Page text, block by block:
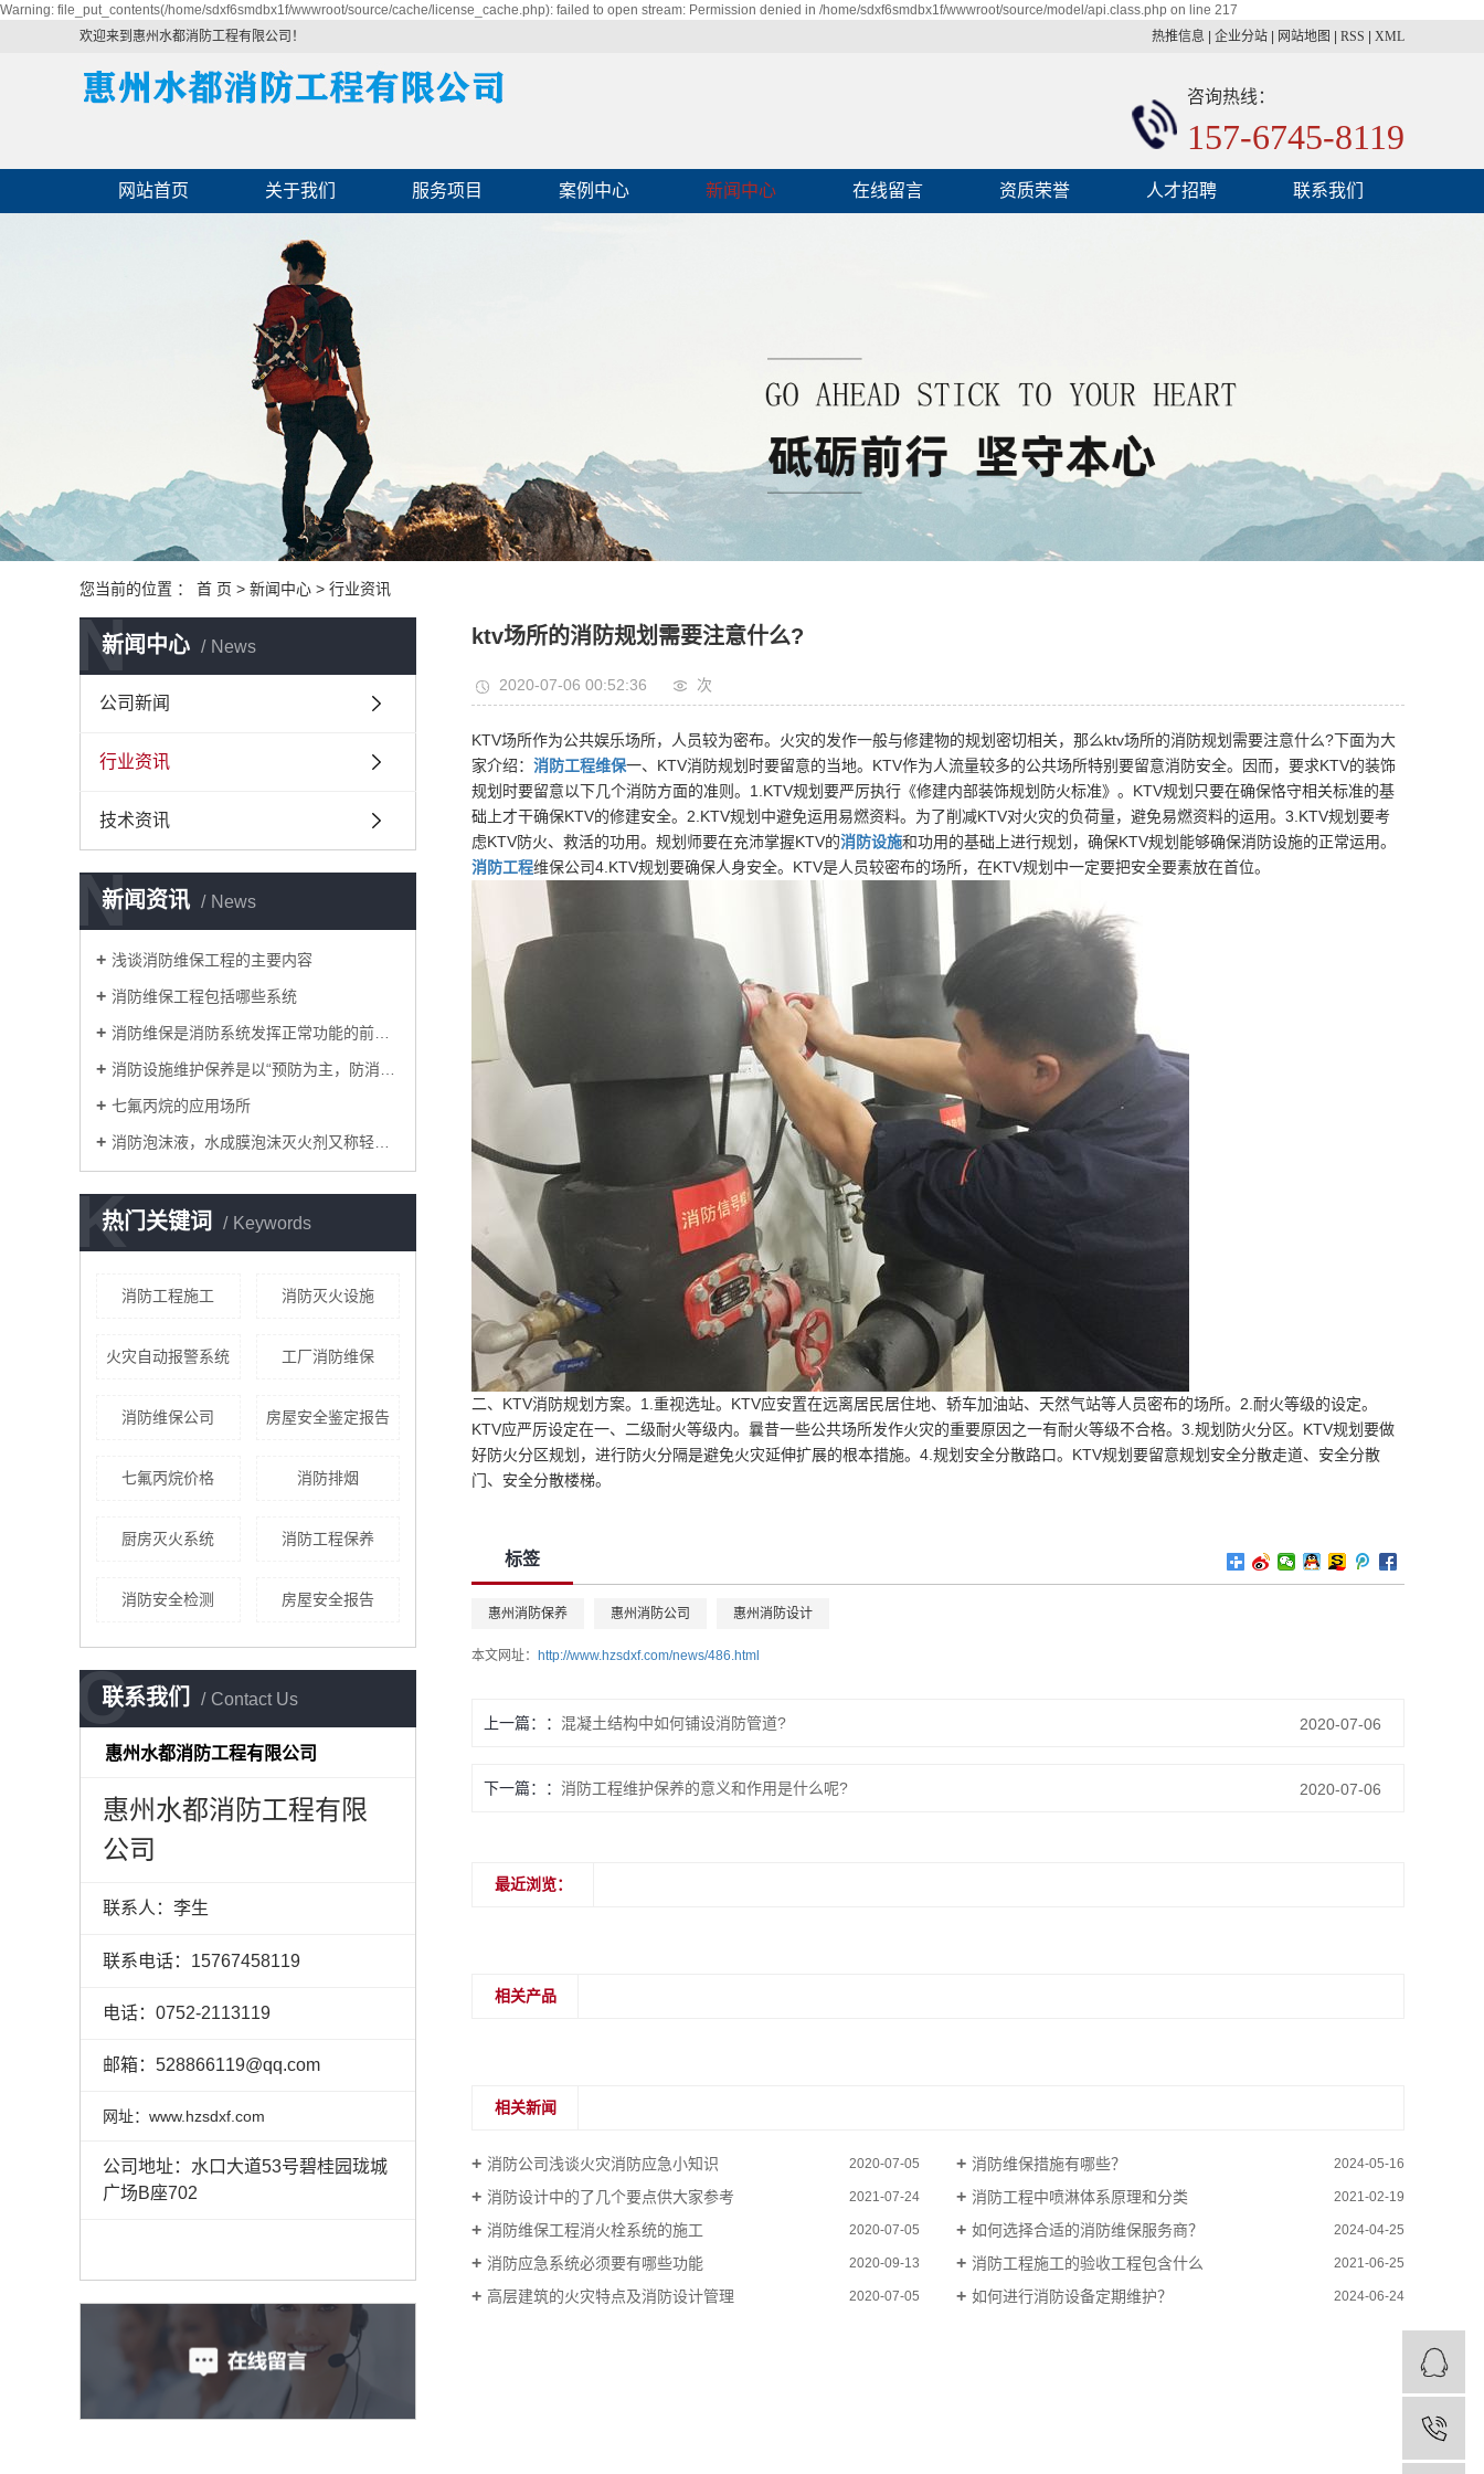
Warning: file_put_contents(/home/sdxf6smdbx1f/wwwroot/source/cache/license_cache.php): failed to open stream: Permission denied in /home/sdxf6smdbx1f/wwwroot/source/model/api.class.php on line 217
欢迎来到惠州水都消防工程有限公司！
热推信息 企业分站 网站地图 RSS XML
咨询热线：
157-6745-8119
网站首页 关于我们 服务项目 案例中心 新闻中心 在线留言 资质荣誉 人才招聘 联系我们
您当前的位置 ： 首 页 > 新闻中心 > 行业资讯
新闻中心 News
N
公司新闻
行业资讯
技术资讯
新闻资讯 News
N
浅谈消防维保工程的主要内容
消防维保工程包括哪些系统
消防维保是消防系统发挥正常功能的前提保障
消防设施维护保养是以“预防为主，防消结合”为宗旨。
七氟丙烷的应用场所
消防泡沫液，水成膜泡沫灭火剂又称轻水泡沫灭火剂。
热门关键词 Keywords
K
消防工程施工 消防灭火设施
火灾自动报警系统 工厂消防维保
消防维保公司 房屋安全鉴定报告
七氟丙烷价格 消防排烟
厨房灭火系统 消防工程保养
消防安全检测 房屋安全报告
联系我们 Contact Us
C
惠州水都消防工程有限公司
惠州水都消防工程有限
公司
联系人：李生
联系电话：15767458119
电话：0752-2113119
邮箱：528866119@qq.com
网址：www.hzsdxf.com
公司地址：水口大道53号碧桂园珑城
广场B座702
ktv场所的消防规划需要注意什么?
2020-07-06 00:52:36 次
KTV场所作为公共娱乐场所，人员较为密布。火灾的发作一般与修建物的规划密切相关，那么ktv场所的消防规划需要注意什么?下面为大
家介绍： 消防工程维保一、KTV消防规划时要留意的当地。KTV作为人流量较多的公共场所特别要留意消防安全。因而，要求KTV的装饰
规划时要留意以下几个消防方面的准则。1.KTV规划要严厉执行《修建内部装饰规划防火标准》。KTV规划只要在确保恪守相关标准的基
础上才干确保KTV的修建安全。2.KTV规划中避免运用易燃资料。为了削减KTV对火灾的负荷量，避免易燃资料的运用。3.KTV规划要考
虑KTV防火、救活的功用。规划师要在充沛掌握KTV的消防设施和功用的基础上进行规划，确保KTV规划能够确保消防设施的正常运用。
消防工程维保公司4.KTV规划要确保人身安全。KTV是人员较密布的场所，在KTV规划中一定要把安全要素放在首位。
二、KTV消防规划方案。1.重视选址。KTV应安置在远离居民居住地、轿车加油站、天然气站等人员密布的场所。2.耐火等级的设定。
KTV应严厉设定在一、二级耐火等级内。曩昔一些公共场所发作火灾的重要原因之一有耐火等级不合格。3.规划防火分区。KTV规划要做
好防火分区规划，进行防火分隔是避免火灾延伸扩展的根本措施。4.规划安全分散路口。KTV规划要留意规划安全分散走道、安全分散
门、安全分散楼梯。
标签
惠州消防保养 惠州消防公司 惠州消防设计
本文网址： http://www.hzsdxf.com/news/486.html
上一篇： 混凝土结构中如何铺设消防管道? 2020-07-06
下一篇： 消防工程维护保养的意义和作用是什么呢? 2020-07-06
最近浏览：
相关产品
相关新闻
消防公司浅谈火灾消防应急小知识 2020-07-05 消防维保措施有哪些？ 2024-05-16
消防设计中的了几个要点供大家参考 2021-07-24 消防工程中喷淋体系原理和分类 2021-02-19
消防维保工程消火栓系统的施工 2020-07-05 如何选择合适的消防维保服务商？ 2024-04-25
消防应急系统必须要有哪些功能 2020-09-13 消防工程施工的验收工程包含什么 2021-06-25
高层建筑的火灾特点及消防设计管理 2020-07-05 如何进行消防设备定期维护？ 2024-06-24